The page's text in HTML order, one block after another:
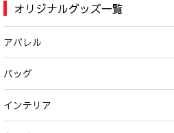
オリジナルグッズ一覧
アパレル
バッグ
インテリア